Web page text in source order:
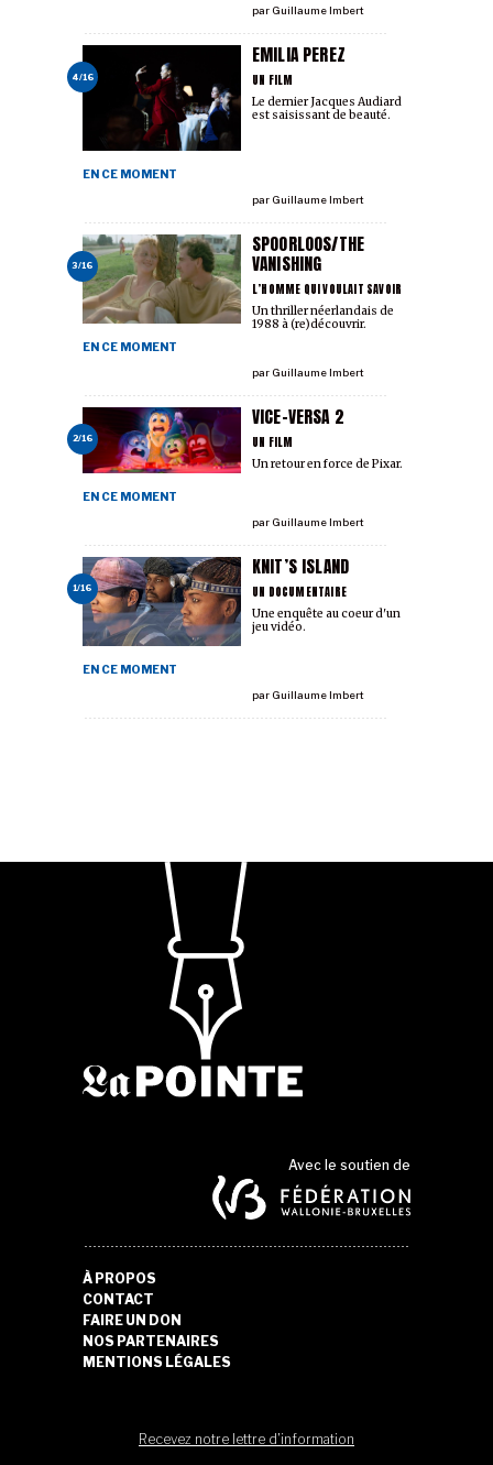
par Guillaume Imbert
4/16
EMILIA PEREZ
UN FILM
EN CE MOMENT
par Guillaume Imbert
Le dernier Jacques Audiard
est saisissant de beauté.
3/16
SPOORLOOS/THE
VANISHING
L’HOMME QUI VOULAIT SAVOIR
EN CE MOMENT
par Guillaume Imbert
Un thriller néerlandais de
1988 à (re)découvrir.
2/16
VICE-VERSA 2
UN FILM
EN CE MOMENT
par Guillaume Imbert
Un retour en force de Pixar.
1/16
KNIT’S ISLAND
UN DOCUMENTAIRE
EN CE MOMENT
par Guillaume Imbert
Une enquête au coeur d'un
jeu vidéo.
Avec le soutien de
À PROPOS
CONTACT
FAIRE UN DON
NOS PARTENAIRES
MENTIONS LÉGALES
Recevez notre lettre d'information